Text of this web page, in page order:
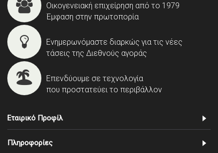
Οικογενειακή επιχείρηση από το 1979
Έμφαση στην πρωτοπορία
Ενημερωνόμαστε διαρκώς για τις νέες
τάσεις της Διεθνούς αγοράς
Επενδύουμε σε τεχνολογία
που προστατεύει το περιβάλλον
Εταιρικό Προφίλ
Πληροφορίες